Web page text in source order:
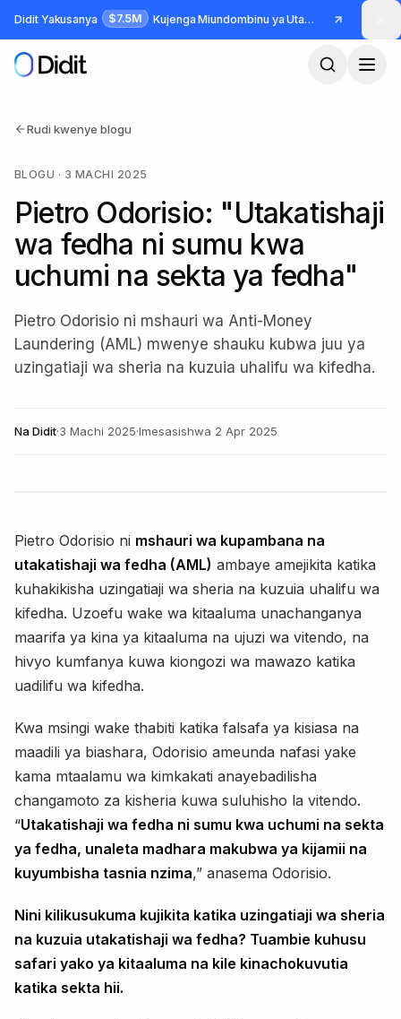
Ruka hadi maudhui makuu
Didit Yakusanya $7.5M Kujenga Miundombinu ya Utambulisho na Udanganyifu
Rudi kwenye blogu
BLOGU · 3 MACHI 2025
Pietro Odorisio: "Utakatishaji
wa fedha ni sumu kwa
uchumi na sekta ya fedha"
Pietro Odorisio ni mshauri wa Anti-Money
Laundering (AML) mwenye shauku kubwa juu ya
uzingatiaji wa sheria na kuzuia uhalifu wa kifedha.
NaDidit·3 Machi 2025·Imesasishwa 2 Apr 2025
Pietro Odorisio ni mshauri wa kupambana na
utakatishaji wa fedha (AML) ambaye amejikita katika
kuhakikisha uzingatiaji wa sheria na kuzuia uhalifu wa
kifedha. Uzoefu wake wa kitaaluma unachanganya
maarifa ya kina ya kitaaluma na ujuzi wa vitendo, na
hivyo kumfanya kuwa kiongozi wa mawazo katika
uadilifu wa kifedha.
Kwa msingi wake thabiti katika falsafa ya kisiasa na
maadili ya biashara, Odorisio ameunda nafasi yake
kama mtaalamu wa kimkakati anayebadilisha
changamoto za kisheria kuwa suluhisho la vitendo.
“Utakatishaji wa fedha ni sumu kwa uchumi na sekta
ya fedha, unaleta madhara makubwa ya kijamii na
kuyumbisha tasnia nzima,” anasema Odorisio.
Nini kilikusukuma kujikita katika uzingatiaji wa sheria
na kuzuia utakatishaji wa fedha? Tuambie kuhusu
safari yako ya kitaaluma na kile kinachokuvutia
katika sekta hii.